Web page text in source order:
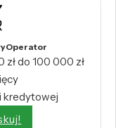
zł do 100 000 zł
kredytowej